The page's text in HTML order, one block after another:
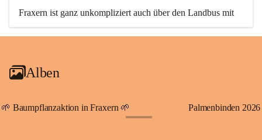
Fraxern ist ganz unkompliziert auch über den Landbus mit
den öffentlichen Verkehrsmitteln zu erreichen. Die Linie
An Samstagen, Sonn- und Feiertagen können Sie bequem
persönlichen Linienbus zur gewünschten Zeit zu Ihrer
Haltestelle bestellen. Sowohl von Weiler kommend nach
Alben
🌱 Baumpflanzaktion in Fraxern 🌱 Palmenbinden 2026